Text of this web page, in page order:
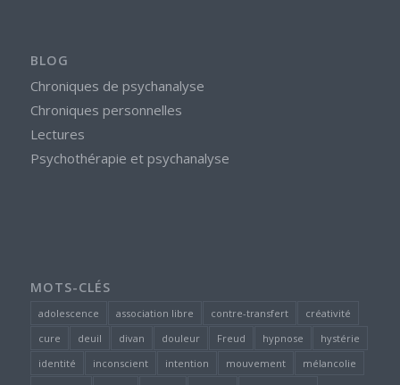
BLOG
Chroniques de psychanalyse
Chroniques personnelles
Lectures
Psychothérapie et psychanalyse
MOTS-CLÉS
adolescence association libre contre-transfert
créativité
cure
deuil divan douleur Freud hypnose
hystérie
identité
inconscient intention mouvement
mélancolie